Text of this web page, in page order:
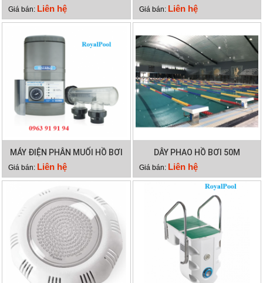
300VA
Giá bán: Liên hệ
WATERCO HYDROCHLOR MK3
ST 2000
Giá bán: Liên hệ
MÁY ĐIỆN PHÂN MUỐI HỒ BƠI
WATERCO HYDROCHLOR MK3
ST 3000
Giá bán: Liên hệ
DÂY PHAO HỒ BƠI 50M
Giá bán: Liên hệ